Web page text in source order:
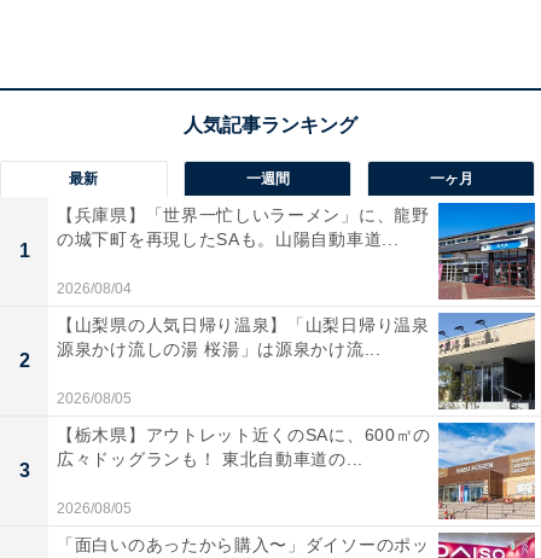
高尾山口駅の駅舎（出典：All About）
都心からは手軽な行楽地で、最近では海外からの観光客
も多数訪れている高尾山。その玄関口が京王電鉄の高尾
最新 一週間 一ヶ月
1
【兵庫県】「世界一忙しいラーメン」に、龍野
の城下町を再現したSAも。山陽自動車道...
2026/08/04
2
【山梨県の人気日帰り温泉】「山梨日帰り温泉
源泉かけ流しの湯 桜湯」は源泉かけ流...
2026/08/05
3
【栃木県】アウトレット近くのSAに、600㎡の
広々ドッグランも！ 東北自動車道の...
2026/08/05
「面白いのあったから購入〜」ダイソーのポッ